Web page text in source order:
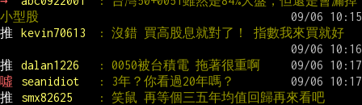
小型股
推
kevin70613 : 沒錯 買高股息就對了！ 指數我來買就好
推 dalan1226
: 0050被台積電 拖著很重啊
噓
seanidiot
: 3年？你看過20年嗎？
推
smx82625 : 笑鼠 再等個三五年均值回歸再來看吧